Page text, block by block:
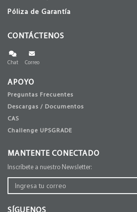
Póliza de Garantía
CONTÁCTENOS
Chat Correo
APOYO
Preguntas Frecuentes
Descargas / Documentos
CAS
Challenge UPSGRADE
MANTENTE CONECTADO
Inscríbete a nuestro Newsletter: